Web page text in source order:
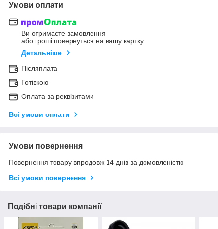
Умови оплати
Ви отримаєте замовлення
або гроші повернуться на вашу картку
Детальніше
Післяплата
Готівкою
Оплата за реквізитами
Всі умови оплати
Умови повернення
Повернення товару впродовж 14 днів за домовленістю
Всі умови повернення
Подібні товари компанії